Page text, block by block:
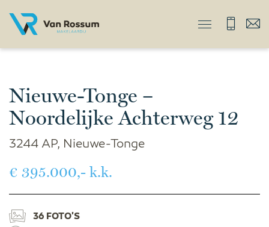
Nieuwe-Tonge –
Noordelijke Achterweg 12
3244 AP, Nieuwe-Tonge
€ 395.000,- k.k.
36 FOTO'S